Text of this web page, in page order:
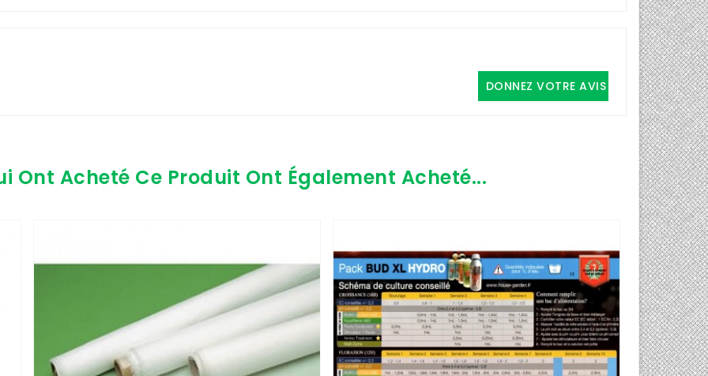
DONNEZ VOTRE AVIS
Ont Acheté Ce Produit Ont Également Acheté...